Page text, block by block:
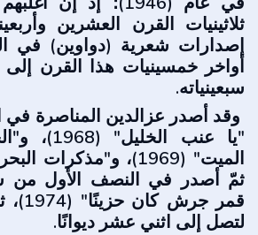
ثلاثينيات القرن العشرين
إصدارات شعرية (دواوين) في
أواخر خمسينيات هذا القرن
سبعينياته.
وقد أصدر عزالدين المناصرة في
"يا عنب
ثمّ أصدر في النصف الأول من
قمر
لتصل إلى اثني عشر ديوانًا.